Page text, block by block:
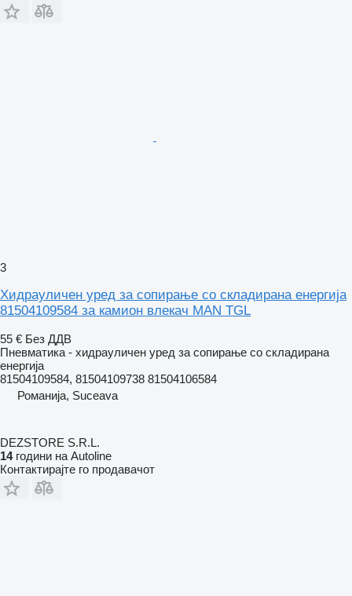
3
Хидрауличен уред за сопирање со складирана енергија
81504109584 за камион влекач MAN TGL
55 € Без ДДВ
Пневматика - хидрауличен уред за сопирање со складирана
енергија
81504109584, 81504109738 81504106584
Романија, Suceava
DEZSTORE S.R.L.
14години на Autoline
Контактирајте го продавачот